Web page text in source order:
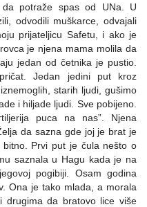
da potraže spas od UNa. U
odvodili muškarce, odvajali
prijateljicu Safetu, i ako je
je njena mama molila da
jedan od četnika je pustio.
Jedan jedini put kroz
starih ljudi, gušimo
i hiljade ljudi. Sve pobijeno.
puca na nas”. Njena
da sazna gde joj je brat je
Prvi put je čula nešto o
saznala u Hagu kada je na
pogibiji. Osam godina
Ona je tako mlada, a morala
drugima da bratovo lice više